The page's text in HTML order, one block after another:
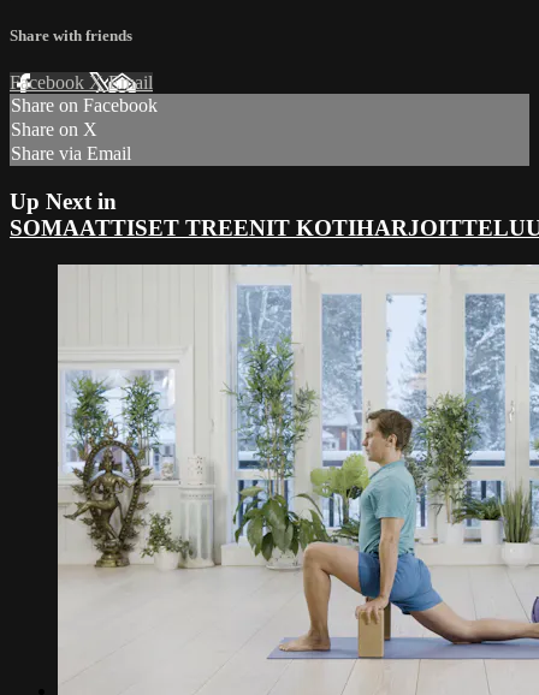
Share with friends
Facebook XEmail
Share on Facebook
Share on X
Share via Email
Up Next in
SOMAATTISET TREENIT